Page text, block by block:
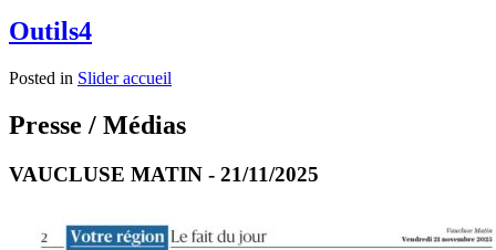
Outils4
Posted in Slider accueil
Presse / Médias
VAUCLUSE MATIN - 21/11/2025